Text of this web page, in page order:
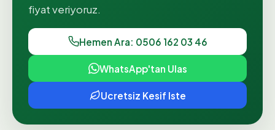
fiyat veriyoruz.
Hemen Ara: 0506 162 03 46
WhatsApp'tan Ulas
Ucretsiz Kesif Iste